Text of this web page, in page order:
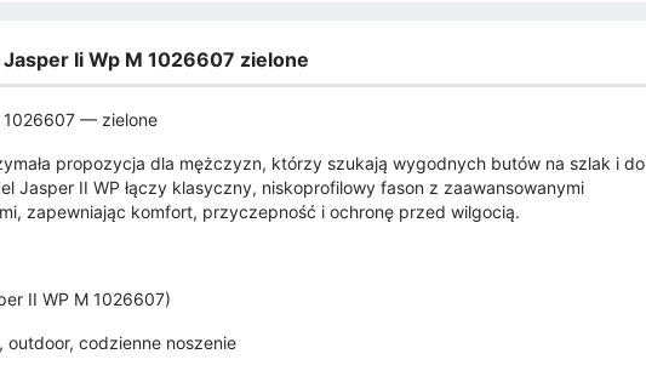
Jasper Ii Wp M 1026607 zielone
1026607 — zielone
propozycja dla mężczyzn, którzy szukają wygodnych butów na szlak i do
Jasper II WP łączy klasyczny, niskoprofilowy fason z zaawansowanymi
zapewniając komfort, przyczepność i ochronę przed wilgocią.
II WP M 1026607)
codzienne noszenie